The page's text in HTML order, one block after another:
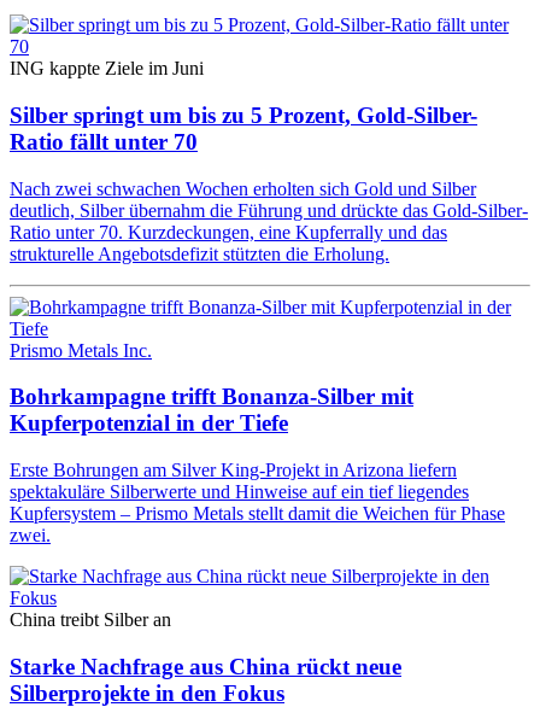
ING kappte Ziele im Juni
Silber springt um bis zu 5 Prozent, Gold-Silber-
Ratio fällt unter 70
Nach zwei schwachen Wochen erholten sich Gold und Silber
deutlich, Silber übernahm die Führung und drückte das Gold-Silber-
Ratio unter 70. Kurzdeckungen, eine Kupferrally und das
strukturelle Angebotsdefizit stützten die Erholung.
Prismo Metals Inc.
Bohrkampagne trifft Bonanza-Silber mit
Kupferpotenzial in der Tiefe
Erste Bohrungen am Silver King-Projekt in Arizona liefern
spektakuläre Silberwerte und Hinweise auf ein tief liegendes
Kupfersystem – Prismo Metals stellt damit die Weichen für Phase
zwei.
China treibt Silber an
Starke Nachfrage aus China rückt neue
Silberprojekte in den Fokus